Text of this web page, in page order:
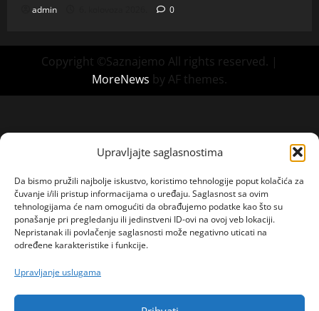
Upravljajte saglasnostima
Da bismo pružili najbolje iskustvo, koristimo tehnologije poput kolačića za
čuvanje i/ili pristup informacijama o uređaju. Saglasnost sa ovim
tehnologijama će nam omogućiti da obrađujemo podatke kao što su
ponašanje pri pregledanju ili jedinstveni ID-ovi na ovoj veb lokaciji.
Nepristanak ili povlačenje saglasnosti može negativno uticati na
određene karakteristike i funkcije.
Upravljanje uslugama
admin 0
Copyright ©Saznajemo All rights reserved. |
MoreNews by AF themes.